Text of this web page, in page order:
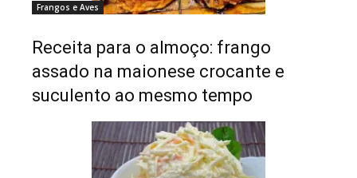
Frangos e Aves
Receita para o almoço: frango
assado na maionese crocante e
suculento ao mesmo tempo